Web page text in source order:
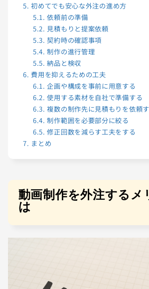
5. 初めてでも安心な外注の進め方
5.1. 依頼前の準備
5.2. 見積もりと提案依頼
5.3. 契約時の確認事項
5.4. 制作の進行管理
5.5. 納品と検収
6. 費用を抑えるための工夫
6.1. 企画や構成を事前に用意する
6.2. 使用する素材を自社で準備する
6.3. 複数の制作先に見積もりを依頼
6.4. 制作範囲を必要部分に絞る
6.5. 修正回数を減らす工夫をする
7. まとめ
動画制作を外注するメ
は